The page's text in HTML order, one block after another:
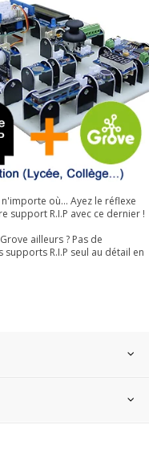
où... Ayez le réflexe
support R.I.P avec ce dernier !
ailleurs ? Pas de
R.I.P seul au détail en